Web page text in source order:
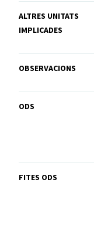
ALTRES UNITATS
IMPLICADES
OBSERVACIONS
ODS
FITES ODS